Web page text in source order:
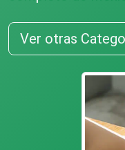
Ver otras